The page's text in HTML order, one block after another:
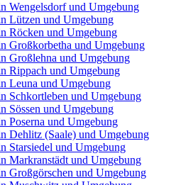
Wengelsdorf und Umgebung
Lützen und Umgebung
Röcken und Umgebung
Großkorbetha und Umgebung
Großlehna und Umgebung
Rippach und Umgebung
Leuna und Umgebung
Schkortleben und Umgebung
Sössen und Umgebung
Poserna und Umgebung
Dehlitz (Saale) und Umgebung
Starsiedel und Umgebung
Markranstädt und Umgebung
Großgörschen und Umgebung